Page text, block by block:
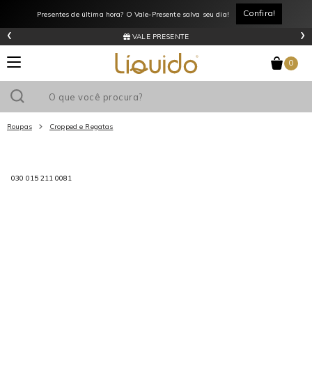
Presentes de última hora? O Vale-Presente salva seu dia! Confira!
VALE PRESENTE
‹ ›
0
Roupas Cropped e Regatas
030 015 211 0081